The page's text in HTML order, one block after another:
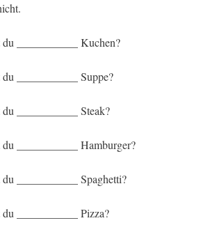
___________ Kuchen?
___________ Suppe?
___________ Steak?
___________ Hamburger?
___________ Spaghetti?
___________ Pizza?